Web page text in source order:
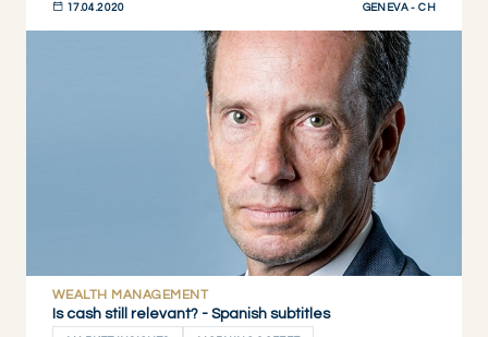
17.04.2020 GENEVA - CH
WEALTH MANAGEMENT
Is cash still relevant? - Spanish subtitles